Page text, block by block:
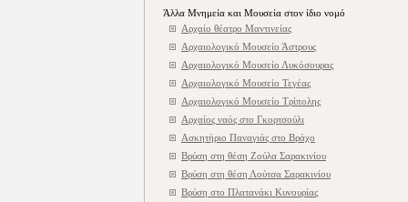
Άλλα Μνημεία και Μουσεία στον ίδιο νομό
Αρχαίο θέατρο Μαντινείας
Αρχαιολογικό Μουσείο Άστρους
Αρχαιολογικό Μουσείο Λυκόσουρας
Αρχαιολογικό Μουσείο Τεγέας
Αρχαιολογικό Μουσείο Τρίπολης
Αρχαίος ναός στο Γκορτσούλι
Ασκητήριο Παναγιάς στο Βράχο
Βρύση στη θέση Ζούλα Σαρακινίου
Βρύση στη θέση Λούτσα Σαρακινίου
Βρύση στο Πλατανάκι Κυνουρίας